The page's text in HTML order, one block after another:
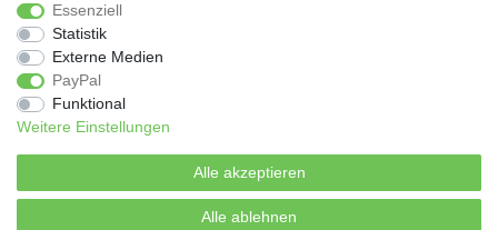
Impressum
Widerrufs­recht
Zahlung und Versand
Essenziell
Statistik
Externe Medien
PayPal
Funktional
Weitere Einstellungen
Alle akzeptieren
Alle ablehnen